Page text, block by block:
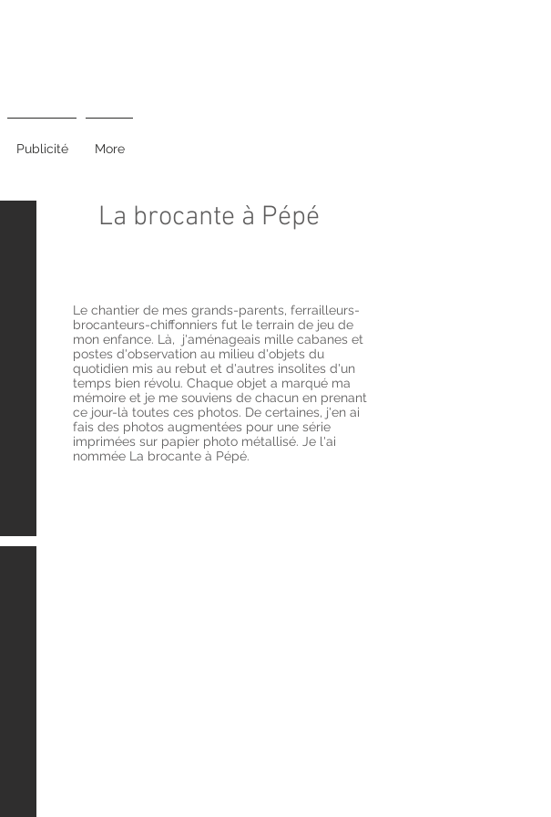
Publicité More
La brocante à Pépé
Le chantier de mes grands-parents, ferrailleurs-
brocanteurs-chiffonniers fut le terrain de jeu de
mon enfance. Là, j'aménageais mille cabanes et
postes d'observation au milieu d'objets du
quotidien mis au rebut et d'autres insolites d'un
temps bien révolu. Chaque objet a marqué ma
mémoire et je me souviens de chacun en prenant
ce jour-là toutes ces photos. De certaines, j'en ai
fais des photos augmentées pour une série
imprimées sur papier photo métallisé. Je l'ai
nommée La brocante à Pépé.